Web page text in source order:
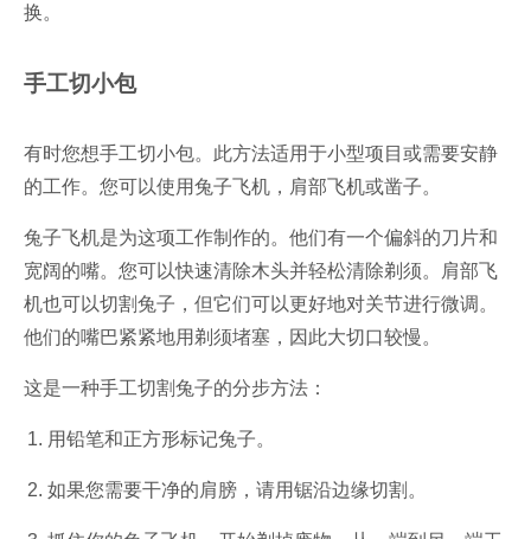
换。
手工切小包
有时您想手工切小包。此方法适用于小型项目或需要安静
的工作。您可以使用兔子飞机，肩部飞机或凿子。
兔子飞机是为这项工作制作的。他们有一个偏斜的刀片和
宽阔的嘴。您可以快速清除木头并轻松清除剃须。肩部飞
机也可以切割兔子，但它们可以更好地对关节进行微调。
他们的嘴巴紧紧地用剃须堵塞，因此大切口较慢。
这是一种手工切割兔子的分步方法：
用铅笔和正方形标记兔子。
如果您需要干净的肩膀，请用锯沿边缘切割。